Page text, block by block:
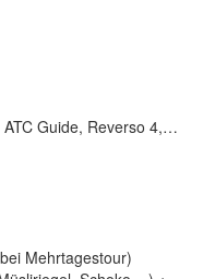
Guide, Reverso 4,…
Mehrtagestour)